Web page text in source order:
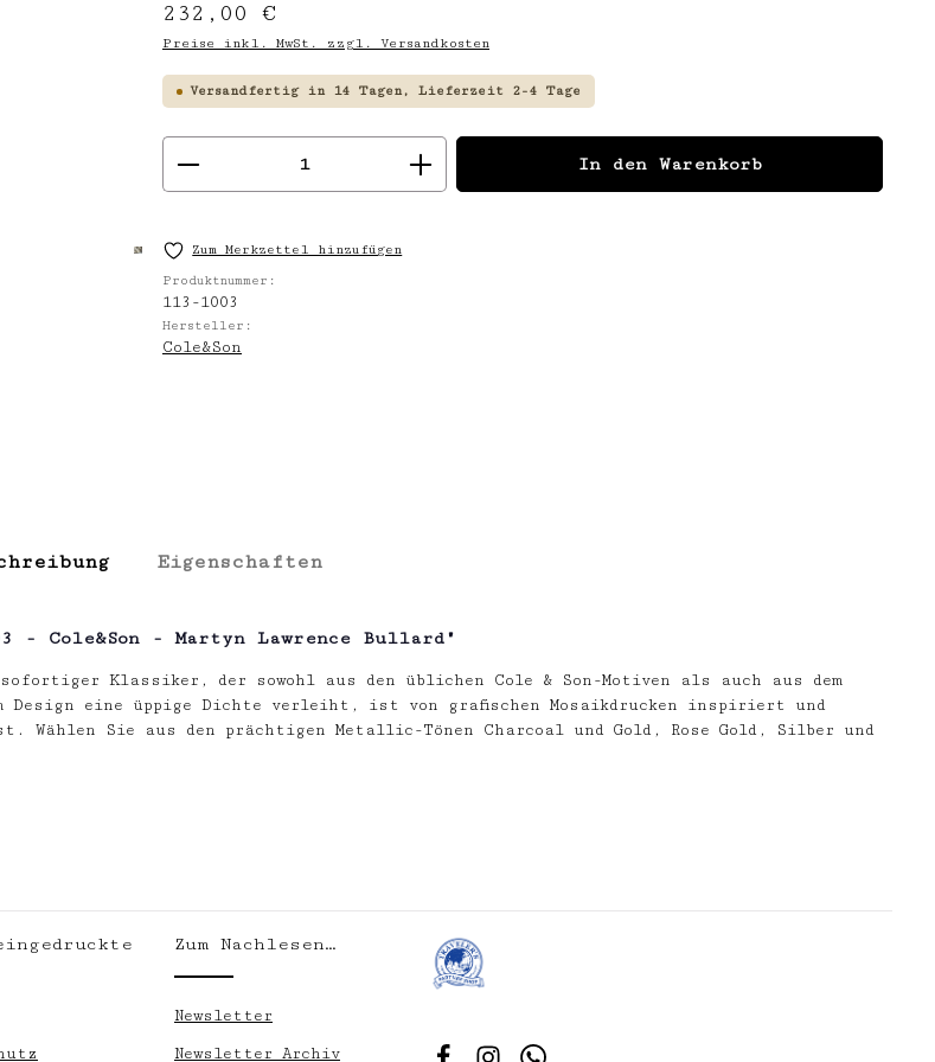
Regulärer Preis:
232,00 €
Preise inkl. MwSt. zzgl. Versandkosten
Versandfertig in 14 Tagen, Lieferzeit 2-4 Tage
Produkt Anzahl: Gib den gewünschten Wert
In den Warenkorb
Zum Merkzettel hinzufügen
Produktnummer:
113-1003
Hersteller:
Cole&Son
Eigenschaften
- Cole&Son - Martyn Lawrence Bullard"
Klassiker, der sowohl aus den üblichen Cole & Son-Motiven als auch aus dem
Design eine üppige Dichte verleiht, ist von grafischen Mosaikdrucken inspiriert und
Sie aus den prächtigen Metallic-Tönen Charcoal und Gold, Rose Gold, Silber und
Zum Nachlesen…
Newsletter
Newsletter Archiv